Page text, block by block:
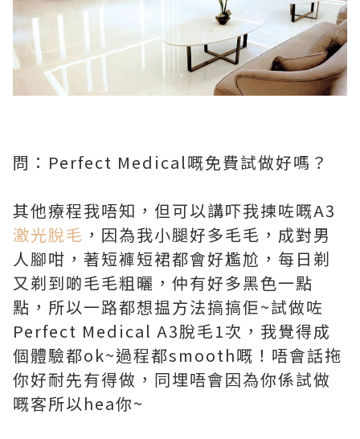
問：Perfect Medical嘅免費試做好嗎？
其他療程我唔知，但可以講吓我揀咗嘅A3
激光脫毛 ，因為我小腿好多毛毛，成對男
人腳咁，著短褲短裙都會好尷尬，每日剃
又剃到啲毛毛粗曬，仲有好多黑色一點
點，所以一路都想揾方法搞搞佢~試做咗
Perfect Medical A3脫毛1次，我覺得成
個體驗都ok~過程都smooth嘅！唔會話拖
你好耐先有得做，同埋唔會因為你係試做
嘅客所以hea你~